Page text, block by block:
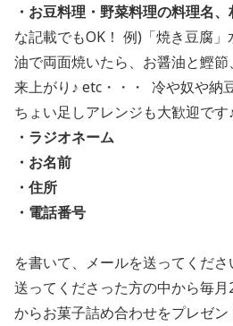
・お豆料理・野菜料理の料理名
な記載でもOK！ 例)「焼き豆腐
油で両面焼いたら、お醤油と鰹
来上がり♪ etc・・・ 冷や奴や納
ちょい足しアレンジも大歓迎です
・ラジオネーム
・お名前
・住所
・電話番号
を書いて、メールを送ってくださ
送ってくださった方の中から毎月
からお菓子詰め合わせをプレゼ